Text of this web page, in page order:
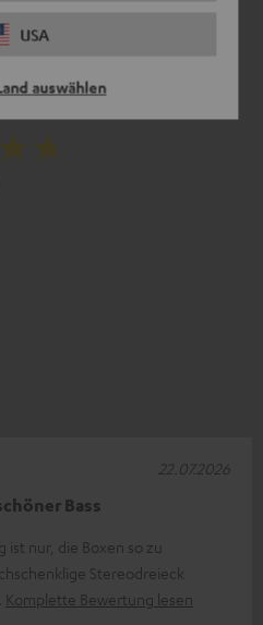
USA
auswählen
Bass
nur, die Boxen so zu
Stereodreieck
Komplette Bewertung lesen
22.07.2026